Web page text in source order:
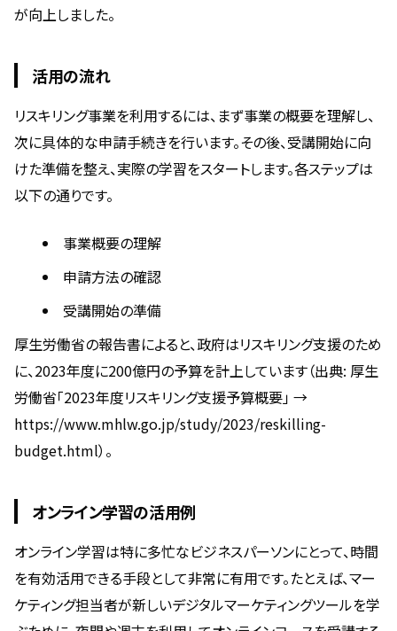
が向上しました。
活用の流れ
リスキリング事業を利用するには、まず事業の概要を理解し、
次に具体的な申請手続きを行います。その後、受講開始に向
けた準備を整え、実際の学習をスタートします。各ステップは
以下の通りです。
事業概要の理解
申請方法の確認
受講開始の準備
厚生労働省の報告書によると、政府はリスキリング支援のため
に、2023年度に200億円の予算を計上しています（出典: 厚生
労働省「2023年度リスキリング支援予算概要」 →
https://www.mhlw.go.jp/study/2023/reskilling-
budget.html）。
オンライン学習の活用例
オンライン学習は特に多忙なビジネスパーソンにとって、時間
を有効活用できる手段として非常に有用です。たとえば、マー
ケティング担当者が新しいデジタルマーケティングツールを学